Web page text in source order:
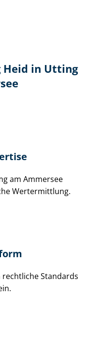
in Utting
am Ammersee
Wertermittlung.
Standards